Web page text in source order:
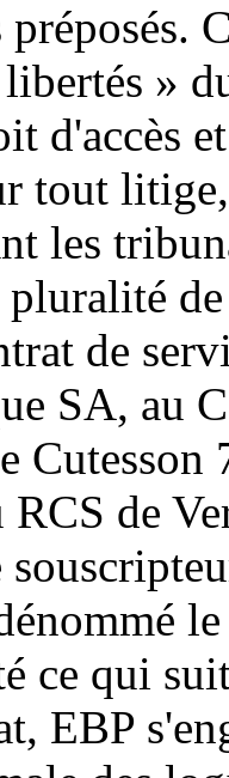
préposés.
»
d'accès
tout
les
pluralité
de
SA, au
de